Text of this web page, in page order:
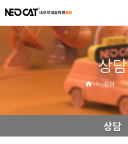
상담
상담
상담